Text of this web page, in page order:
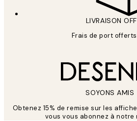
LIVRAISON
Frais de port
SOYONS AMIS
Obtenez 15% de remise sur les
vous vous abonnez à notre